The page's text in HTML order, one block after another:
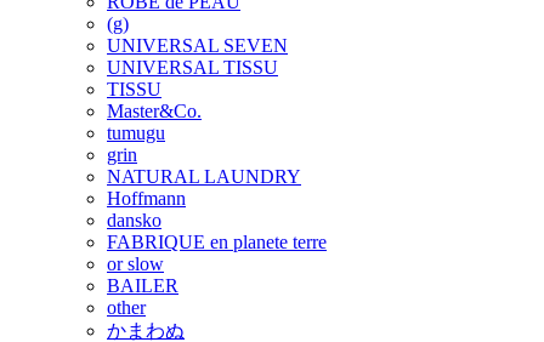
(g)
UNIVERSAL SEVEN
UNIVERSAL TISSU
TISSU
Master&Co.
tumugu
grin
NATURAL LAUNDRY
Hoffmann
dansko
FABRIQUE en planete terre
or slow
BAILER
other
かまわぬ